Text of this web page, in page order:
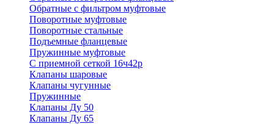
Обратные с фильтром муфтовые
Поворотные муфтовые
Поворотные стальные
Подъемные фланцевые
Пружинные муфтовые
С приемной сеткой 16ч42р
Клапаны шаровые
Клапаны чугунные
Пружинные
Клапаны Ду 50
Клапаны Ду 65